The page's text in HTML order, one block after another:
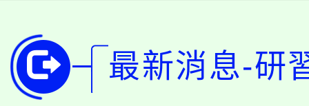
開!
115年桃園市運動會8/
田徑場及游泳池舉行。
桃園市低收入戶享有免
最新消息-研